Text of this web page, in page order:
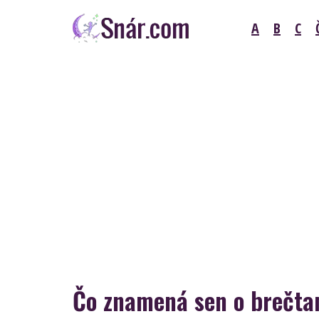
A B C
Čo znamená sen o